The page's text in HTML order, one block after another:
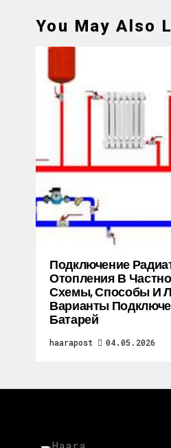
You May Also
Подключение
Отопления В
Схемы, Способы И
Варианты
Батарей
haarapost 04.05.2026